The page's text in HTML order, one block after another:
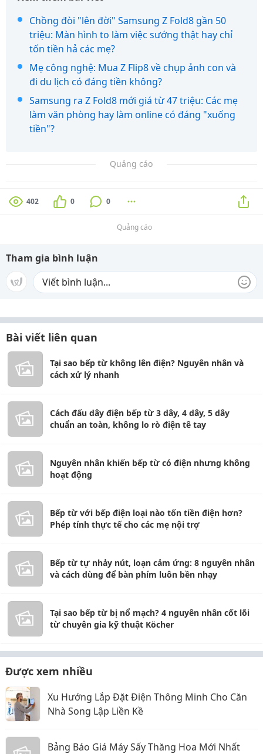
Chồng đòi "lên đời" Samsung Z Fold8 gần 50
triệu: Màn hình to làm việc sướng thật hay chỉ
tốn tiền hả các mẹ?
Mẹ công nghệ: Mua Z Flip8 về chụp ảnh con và
đi du lịch có đáng tiền không?
Samsung ra Z Fold8 mới giá từ 47 triệu: Các mẹ
làm văn phòng hay làm online có đáng "xuống
tiền"?
Quảng cáo
402 0 0
Quảng cáo
Tham gia bình luận
Bài viết liên quan
Tại sao bếp từ không lên điện? Nguyên nhân và
cách xử lý nhanh
Cách đấu dây điện bếp từ 3 dây, 4 dây, 5 dây
chuẩn an toàn, không lo rò điện tê tay
Nguyên nhân khiến bếp từ có điện nhưng không
hoạt động
Bếp từ với bếp điện loại nào tốn tiền điện hơn?
Phép tính thực tế cho các mẹ nội trợ
Bếp từ tự nhảy nút, loạn cảm ứng: 8 nguyên nhân
và cách dùng để bàn phím luôn bền nhạy
Tại sao bếp từ bị nổ mạch? 4 nguyên nhân cốt lõi
từ chuyên gia kỹ thuật Köcher
Được xem nhiều
Xu Hướng Lắp Đặt Điện Thông Minh Cho Căn
Nhà Song Lập Liền Kề
Bảng Báo Giá Máy Sấy Thăng Hoa Mới Nhất